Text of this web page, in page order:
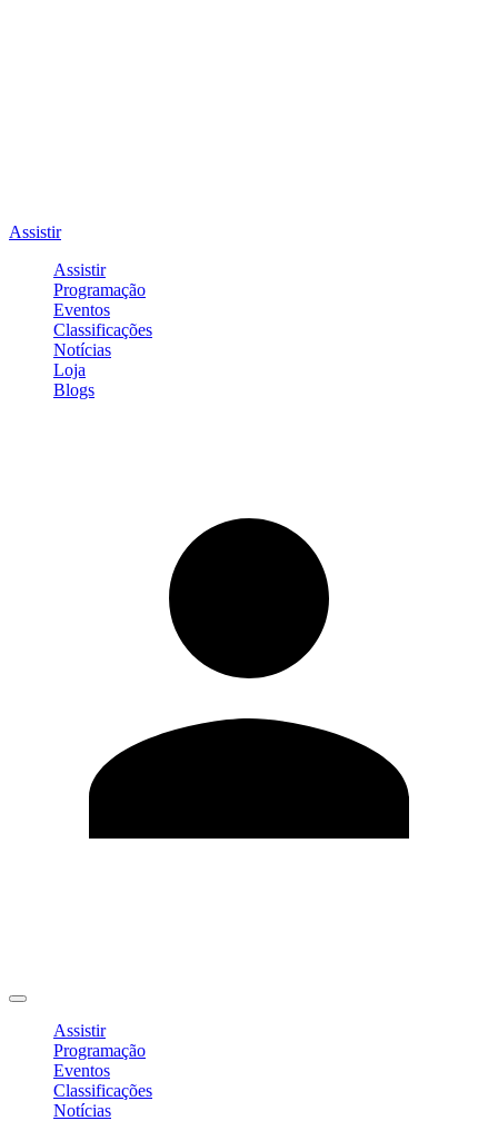
Assistir
Assistir
Programação
Eventos
Classificações
Notícias
Loja
Blogs
Assistir
Programação
Eventos
Classificações
Notícias